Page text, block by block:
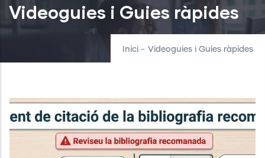
Videoguies i Guies ràpides
Inici - Videoguies i Guies ràpides